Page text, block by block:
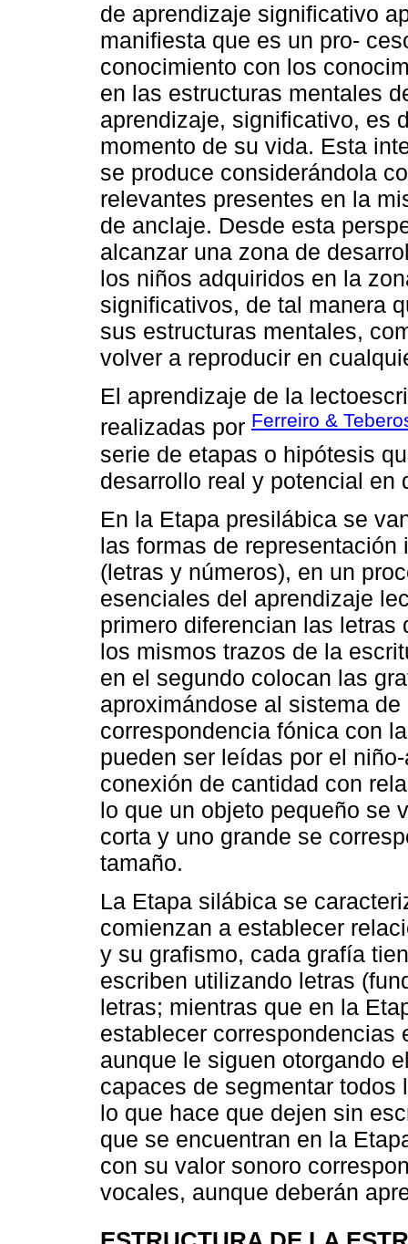
de aprendizaje significativo
manifiesta que es un pro-
conocimiento con los
en las estructuras mentales
aprendizaje, significativo, es
momento de su vida. Esta
se produce considerándola
relevantes presentes en la
de anclaje. Desde esta
alcanzar una zona de
los niños adquiridos en la
significativos, de tal manera
sus estructuras mentales,
volver a reproducir en
El aprendizaje de la
realizadas por Ferreiro &
serie de etapas o hipótesis
desarrollo real y potencial en
En la Etapa presilábica se
las formas de
(letras y números), en un
esenciales del aprendizaje
primero diferencian las
los mismos trazos de la
en el segundo colocan las
aproximándose al sistema
correspondencia fónica con
pueden ser leídas por el
conexión de cantidad con
lo que un objeto pequeño se
corta y uno grande se
tamaño.
La Etapa silábica se
comienzan a establecer
y su grafismo, cada grafía
escriben utilizando letras
letras; mientras que en la
establecer correspondencias
aunque le siguen otorgando
capaces de segmentar
lo que hace que dejen sin
que se encuentran en la
con su valor sonoro
vocales, aunque deberán